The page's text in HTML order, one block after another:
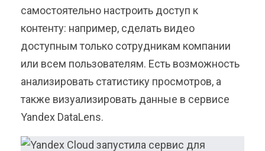
самостоятельно настроить доступ к
контенту: например, сделать видео
доступным только сотрудникам компании
или всем пользователям. Есть возможность
анализировать статистику просмотров, а
также визуализировать данные в сервисе
Yandex DataLens.